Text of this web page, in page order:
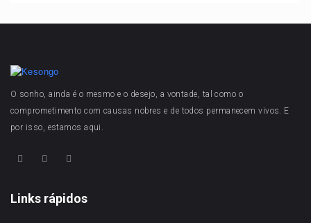
O sonho, ainda é o mesmo e o desejo, a vontade, tal como o
comprometimento com causas nobres e de todos permanecem vivos. E
por isso, estamos aqui.
Links rápidos